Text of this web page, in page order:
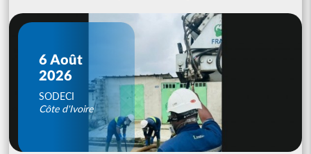
6 Août
2026
SODECI
Côte d'Ivoire